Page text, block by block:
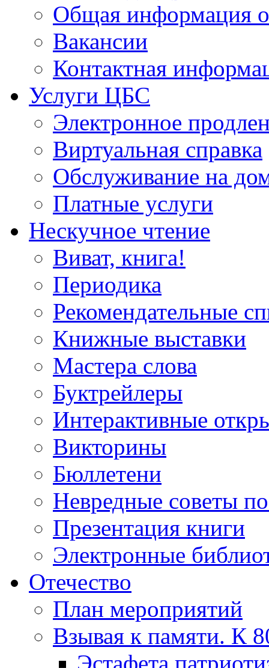
Общая информация
Вакансии
Контактная
Услуги ЦБС
Электронное
Виртуальная справка
Обслуживание на
Платные услуги
Нескучное чтение
Виват, книга!
Периодика
Рекомендательные
Книжные выставки
Мастера слова
Буктрейлеры
Интерактивные
Викторины
Бюллетени
Невредные советы
Презентация книги
Электронные
Отечество
План мероприятий
Взывая к памяти. К
Эcтафета